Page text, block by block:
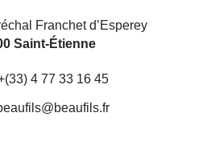
Franchet d’Esperey
Saint-Étienne
4 77 33 16 45